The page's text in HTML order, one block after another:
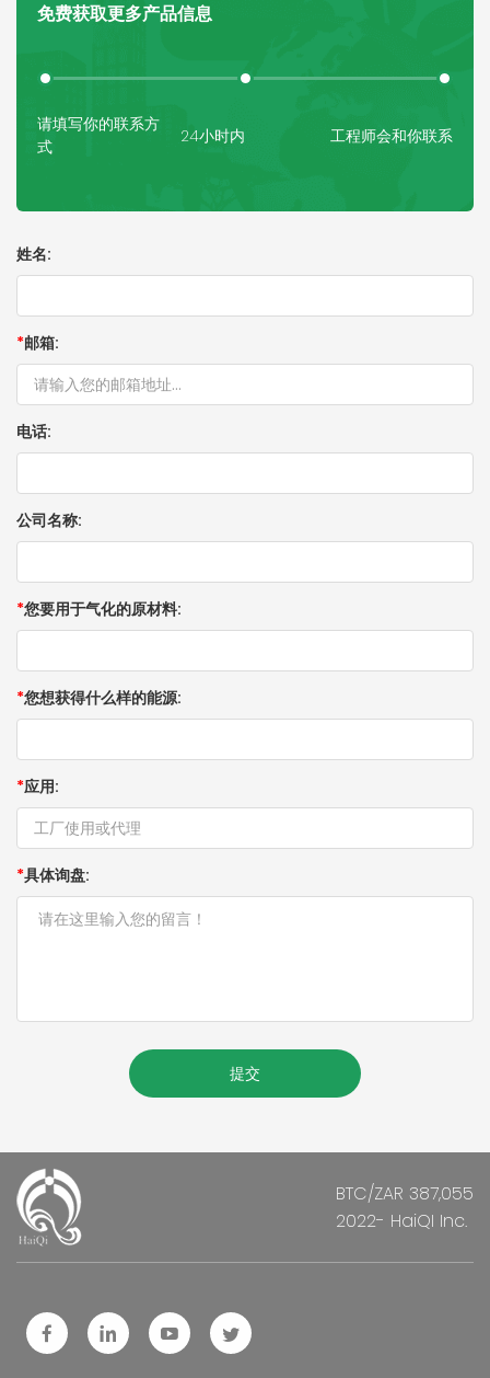
免费获取更多产品信息
请填写你的联系方
式
24小时内 工程师会和你联系
姓名:
*邮箱:
电话:
公司名称:
*您要用于气化的原材料:
*您想获得什么样的能源:
*应用:
*具体询盘:
提交
BTC/ZAR 387,055
2022- HaiQI Inc.